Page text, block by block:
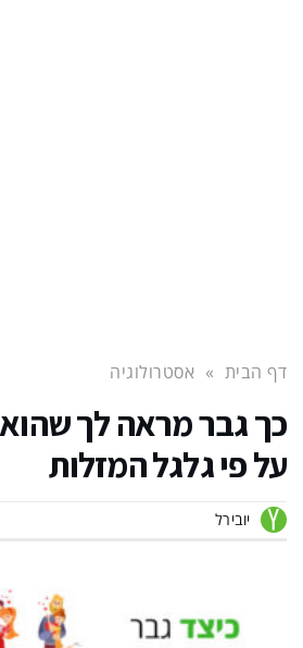
דף הבית » אסטרולוגיה
כך גבר מראה לך
על פי גלגל המזלות
יובירל